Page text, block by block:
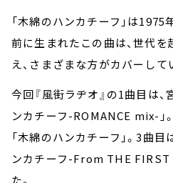
「木綿のハンカチーフ」は
前に生まれたこの曲は、世代を
え、さまざまな方がカバーして
今回『風街ラヂオ』の1曲目は
ンカチーフ-ROMANCE mix-」
「木綿のハンカチーフ」。3曲目
ンカチーフ-From THE FIRST
た。